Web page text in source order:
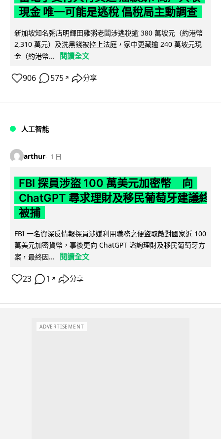
現金 唯一可能是逃稅 倡稅局主動調查
新加坡知名粥店明輝田雞粥老闆涉逃稅逾 380 萬坡元（約港幣
2,310 萬元）及洗黑錢被控上法庭，家中更藏逾 240 萬坡元現
金（約港幣...
閱讀全文
906 575 ↗ 分享
人工智能
arthur 1 日
FBI 探員涉盜 100 萬美元加密幣 向
ChatGPT 尋求理財及移民葡萄牙建議終
被捕
FBI 一名資深反情報探員涉嫌利用職務之便盜取敵對國家近 100
萬美元加密貨幣，事後更向 ChatGPT 諮詢理財及移民葡萄牙方
案，最終因...
閱讀全文
23 1 ↗ 分享
ADVERTISEMENT